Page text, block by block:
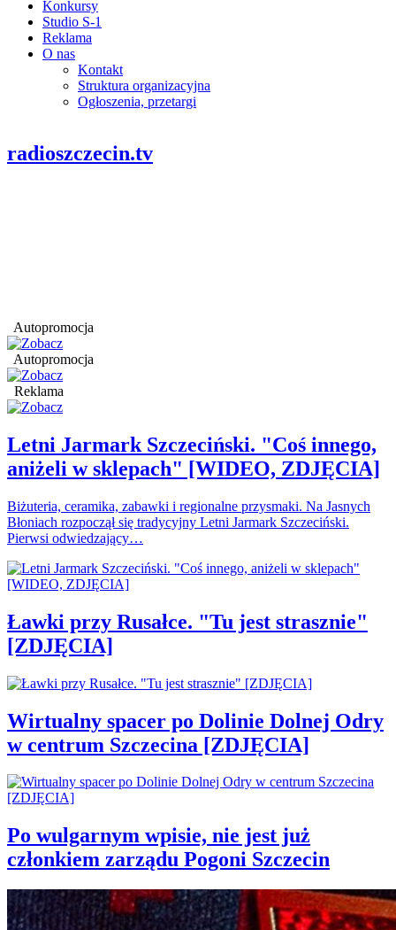
Konkursy
Studio S-1
Reklama
O nas
Kontakt
Struktura organizacyjna
Ogłoszenia, przetargi
radioszczecin.tv
Autopromocja
Autopromocja
Reklama
Letni Jarmark Szczeciński. "Coś innego,
aniżeli w sklepach" [WIDEO, ZDJĘCIA]
Biżuteria, ceramika, zabawki i regionalne przysmaki. Na Jasnych
Błoniach rozpoczął się tradycyjny Letni Jarmark Szczeciński.
Pierwsi odwiedzający…
Ławki przy Rusałce. "Tu jest strasznie"
[ZDJĘCIA]
Wirtualny spacer po Dolinie Dolnej Odry
w centrum Szczecina [ZDJĘCIA]
Po wulgarnym wpisie, nie jest już
członkiem zarządu Pogoni Szczecin